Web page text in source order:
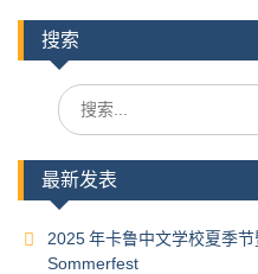
搜索
Search
for:
最新发表
2025 年卡鲁中文学校夏季
Sommerfest